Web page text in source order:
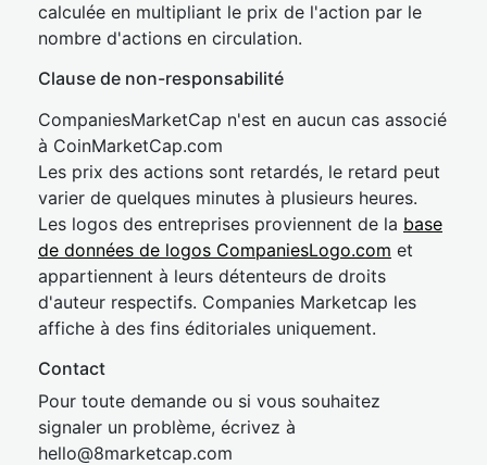
calculée en multipliant le prix de l'action par le
nombre d'actions en circulation.
Clause de non-responsabilité
CompaniesMarketCap n'est en aucun cas associé
à CoinMarketCap.com
Les prix des actions sont retardés, le retard peut
varier de quelques minutes à plusieurs heures.
Les logos des entreprises proviennent de la base
de données de logos CompaniesLogo.com et
appartiennent à leurs détenteurs de droits
d'auteur respectifs. Companies Marketcap les
affiche à des fins éditoriales uniquement.
Contact
Pour toute demande ou si vous souhaitez
signaler un problème, écrivez à
hello@8marketcap.com